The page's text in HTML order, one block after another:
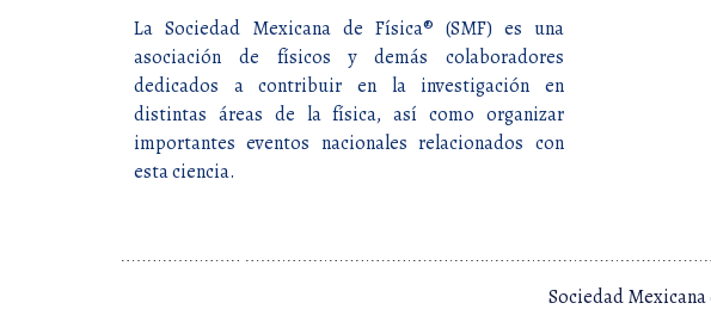
La Sociedad Mexicana de Física® (SMF) es una
asociación de físicos y demás colaboradores
dedicados a contribuir en la investigación en
distintas áreas de la física, así como organizar
importantes eventos nacionales relacionados con
esta ciencia.
Sociedad